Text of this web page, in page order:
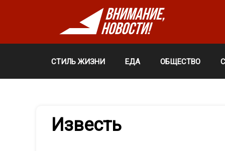
СТИЛЬ ЖИЗНИ ЕДА ОБЩЕСТВО
Известь